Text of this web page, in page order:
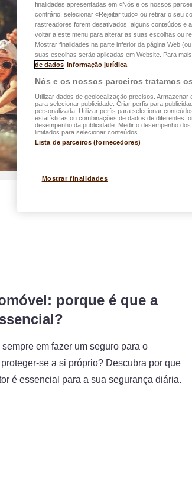
porque é que a
em fazer um seguro para o
se a si próprio? Descubra por que
é essencial para a sua segurança diária.
finalidades apresentadas em «Nós e os nossos
contrário, selecionar «Rejeitar tudo» ou retirar o seu
rastreadores forem desativados, alguns conteúdos e
voltar a este menu para alterar as suas escolhas ou
Mostrar finalidades na parte inferior da página Web
suas escolhas serão aplicadas em Website. Para
de dados Informação jurídica
Nós e os nossos parceiros tratamos
Utilizar dados de geolocalização precisos.
para selecionar publicidade. Criar perfis para
personalizada. Utilizar perfis para selecionar
estatísticas ou combinações de dados de diferentes
desempenho da publicidade. Medir o desempenho
limitados para selecionar conteúdos.
Lista de parceiros (fornecedores)
Mostrar finalidades